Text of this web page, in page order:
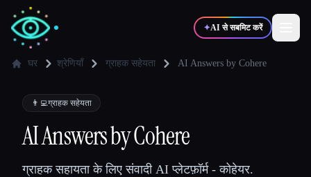
✦AI से सबमिट करें
✍️लेखक
💻 📈
घर श्रेणियाँ ग्राहक सहेयता AI Answers by Cohere
👨‍💻ग्राहक सहेयता
AI Answers by Cohere
ग्राहक सहायता के लिए संवादी AI प्लेटफ़ॉर्म - कोहेयर.